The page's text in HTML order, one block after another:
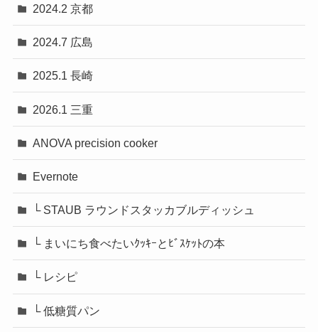
2024.2 京都
2024.7 広島
2025.1 長崎
2026.1 三重
ANOVA precision cooker
Evernote
└ STAUB ラウンドスタッカブルディッシュ
└ まいにち食べたいｸｯｷｰとﾋﾞｽｹｯﾄの本
└ レシピ
└ 低糖質パン